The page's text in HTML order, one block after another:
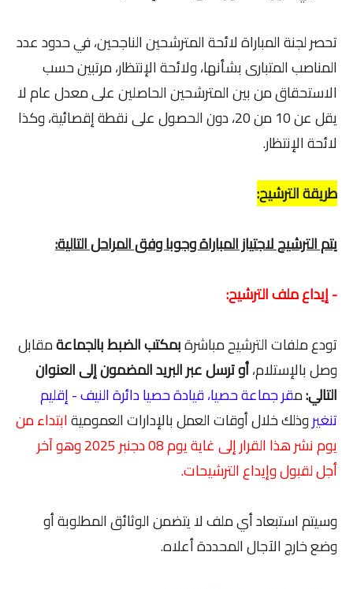
تحصر لجنة المباراة لائحة المترشحين الناجحين، في حدود عدد
المناصب المتبارى بشأنها، ولائحة الإنتظار، مرتبين حسب
الاستحقاق من بين المترشحين الحاصلين على معدل عام لا
يقل عن 10 من 20، دون الحصول على نقطة إقصائية، وكذا
لائحة الإنتظار.
طريقة الترشيح:
يتم الترشيح لاجتياز المباراة وجوبا وفق المراحل التالية:
- إيداع ملف الترشيح:
تودع ملفات الترشيح مباشرةبمكتب الضبط بالجماعةمقابل
وصل بالإستلام،أو ترسل عبر البريد المضمون إلى العنوان
التالي:مقر جماعة حصيا، قيادة حصيا دائرة النيف - إقليم
تنغيروذلك خلال أوقات العمل بالإدارات العموميةابتداء من
يوم نشر هذا القرار إلى غاية يوم 08 دجنبر 2025 وهو آخر
أجل لقبول وإيداع الترشيحات.
وسيتم استبعاد أي ملف لا يتضمن الوثائق المطلوبة أو
وضع خارج الآجال المحددة أعلاه.